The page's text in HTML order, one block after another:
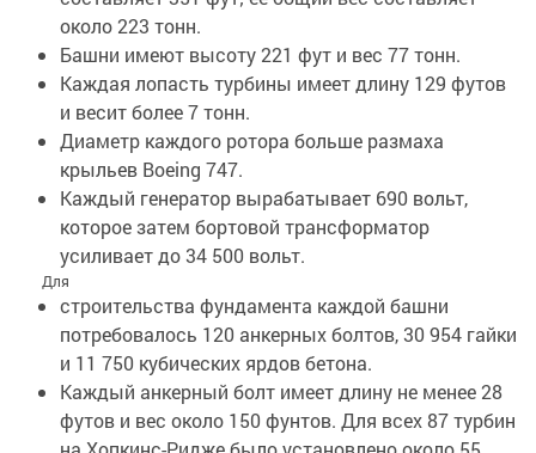
около 223 тонн.
Башни имеют высоту 221 фут и вес 77 тонн.
Каждая лопасть турбины имеет длину 129 футов
и весит более 7 тонн.
Диаметр каждого ротора больше размаха
крыльев Boeing 747.
Каждый генератор вырабатывает 690 вольт,
которое затем бортовой трансформатор
усиливает до 34 500 вольт.
Для
строительства фундамента каждой башни
потребовалось 120 анкерных болтов, 30 954 гайки
и 11 750 кубических ярдов бетона.
Каждый анкерный болт имеет длину не менее 28
футов и вес около 150 фунтов. Для всех 87 турбин